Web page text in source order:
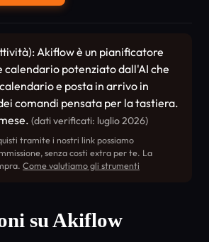
Akiflow è un pianificatore
potenziato dall'AI che
e posta in arrivo in
comandi pensata per la tastiera.
(dati verificati: luglio 2026)
tramite i nostri link possiamo
senza costi extra per te. La
Come valutiamo gli strumenti
su Akiflow